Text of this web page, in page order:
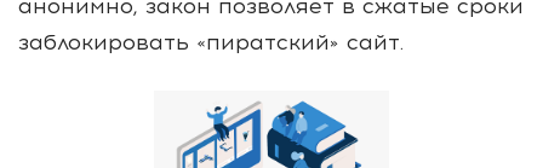
анонимно, закон позволяет в сжатые сроки
заблокировать «пиратский» сайт.